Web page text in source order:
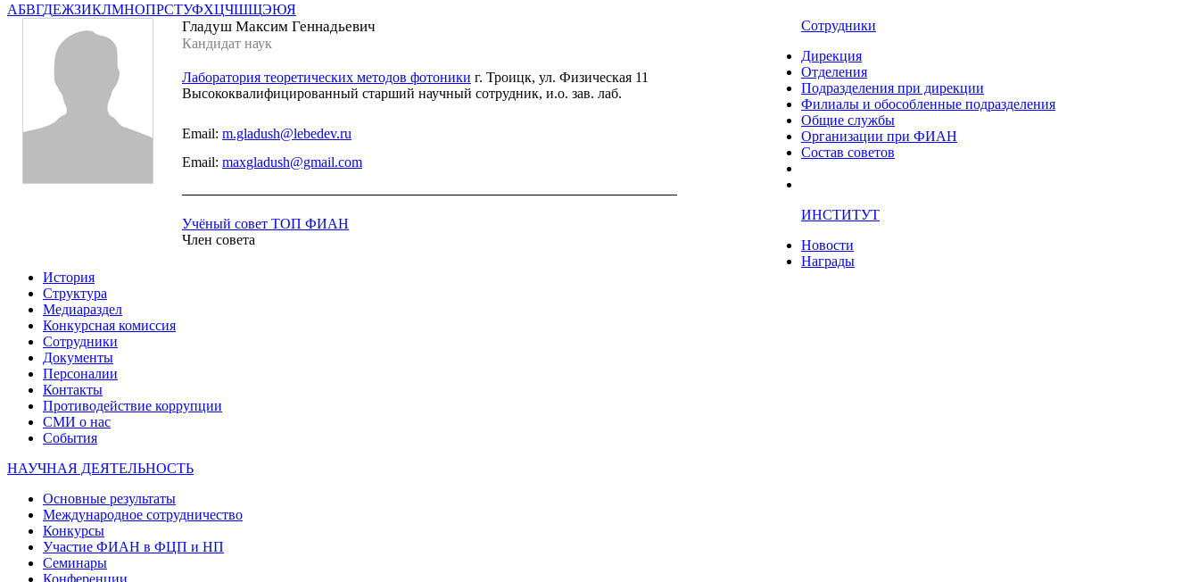
АБВГДЕЖЗИКЛМНОПРСТУФХЦЧШЩЭЮЯ
Гладуш Максим Геннадьевич
Кандидат наук
Лаборатория теоретических методов фотоники г. Троицк, ул. Физическая 11
Высококвалифицированный старший научный сотрудник, и.о. зав. лаб.
Email: m.gladush@lebedev.ru
Email: maxgladush@gmail.com
Учёный совет ТОП ФИАН
Член совета
Сотрудники
Дирекция
Отделения
Подразделения при дирекции
Филиалы и обособленные подразделения
Общие службы
Организации при ФИАН
Состав советов
ИНСТИТУТ
Новости
Награды
История
Структура
Медиараздел
Конкурсная комиссия
Сотрудники
Документы
Персоналии
Контакты
Противодействие коррупции
СМИ о нас
События
НАУЧНАЯ ДЕЯТЕЛЬНОСТЬ
Основные результаты
Международное сотрудничество
Конкурсы
Участие ФИАН в ФЦП и НП
Семинары
Конференции